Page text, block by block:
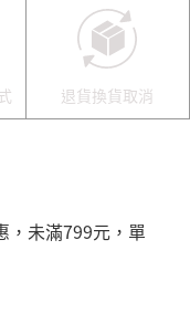
退貨換貨取消
，未滿799元，單